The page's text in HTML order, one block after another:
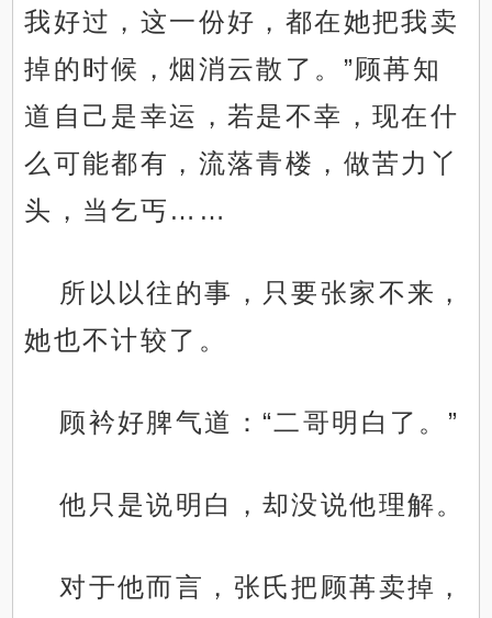
我好过，这一份好，都在她把我卖
掉的时候，烟消云散了。”顾苒知
道自己是幸运，若是不幸，现在什
么可能都有，流落青楼，做苦力丫
头，当乞丐……
所以以往的事，只要张家不来，
她也不计较了。
顾衿好脾气道：“二哥明白了。”
他只是说明白，却没说他理解。
对于他而言，张氏把顾苒卖掉，